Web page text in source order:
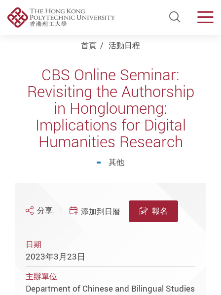
Open
首頁 活動日程
CBS Online Seminar:
Revisiting the Authorship
in Hongloumeng:
Implications for Digital
Humanities Research
其他
分享 添加到日曆 報名
日期
2023年3月23日
主辦單位
Department of Chinese and Bilingual Studies